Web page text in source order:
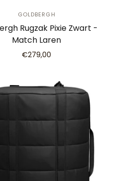
GOLDBERGH
Rugzak Pixie Zwart -
Match Laren
€279,00